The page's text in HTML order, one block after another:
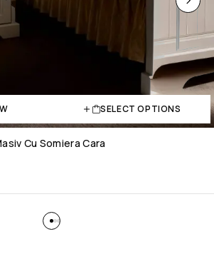
SELECT OPTIONS
Cu Somiera Cara